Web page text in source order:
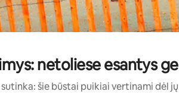
netoliese esantys
šie būstai puikiai vertinami dėl